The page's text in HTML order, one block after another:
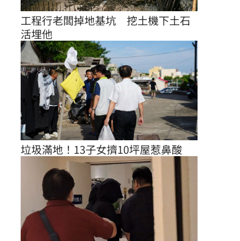
工程行老闆掉地基坑　挖土機下土石
活埋他
垃圾滿地！13子女擠10坪屋惹鼻酸